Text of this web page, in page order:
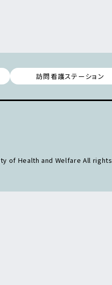
訪問看護ステーション
of Health and Welfare All